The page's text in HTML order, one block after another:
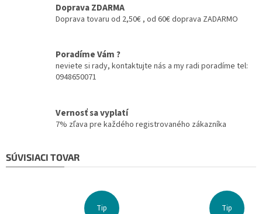
Doprava ZDARMA
Doprava tovaru od 2,50€ , od 60€ doprava ZADARMO
Poradíme Vám ?
neviete si rady, kontaktujte nás a my radi poradíme tel:
0948650071
Vernosť sa vyplatí
7% zľava pre každého registrovaného zákazníka
SÚVISIACI TOVAR
Tip Tip